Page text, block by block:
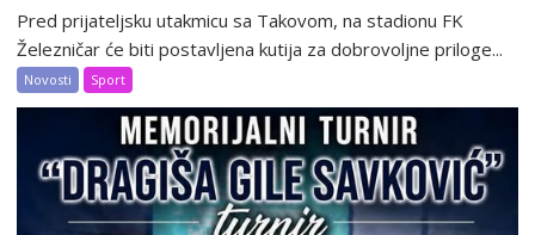
Pred prijateljsku utakmicu sa Takovom, na stadionu FK
Železničar će biti postavljena kutija za dobrovoljne priloge...
Novosti Sport